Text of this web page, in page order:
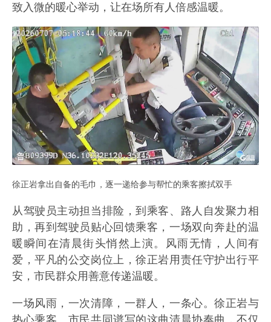
致入微的暖心举动，让在场所有人倍感温暖。
徐正岩拿出自备的毛巾，逐一递给参与帮忙的乘客擦拭双手
从驾驶员主动担当排险，到乘客、路人自发聚力相
助，再到驾驶员贴心回馈乘客，一场双向奔赴的温
暖瞬间在清晨街头悄然上演。风雨无情，人间有
爱，平凡的公交岗位上，徐正岩用责任守护出行平
安，市民群众用善意传递温暖。
一场风雨，一次清障，一群人，一条心。徐正岩与